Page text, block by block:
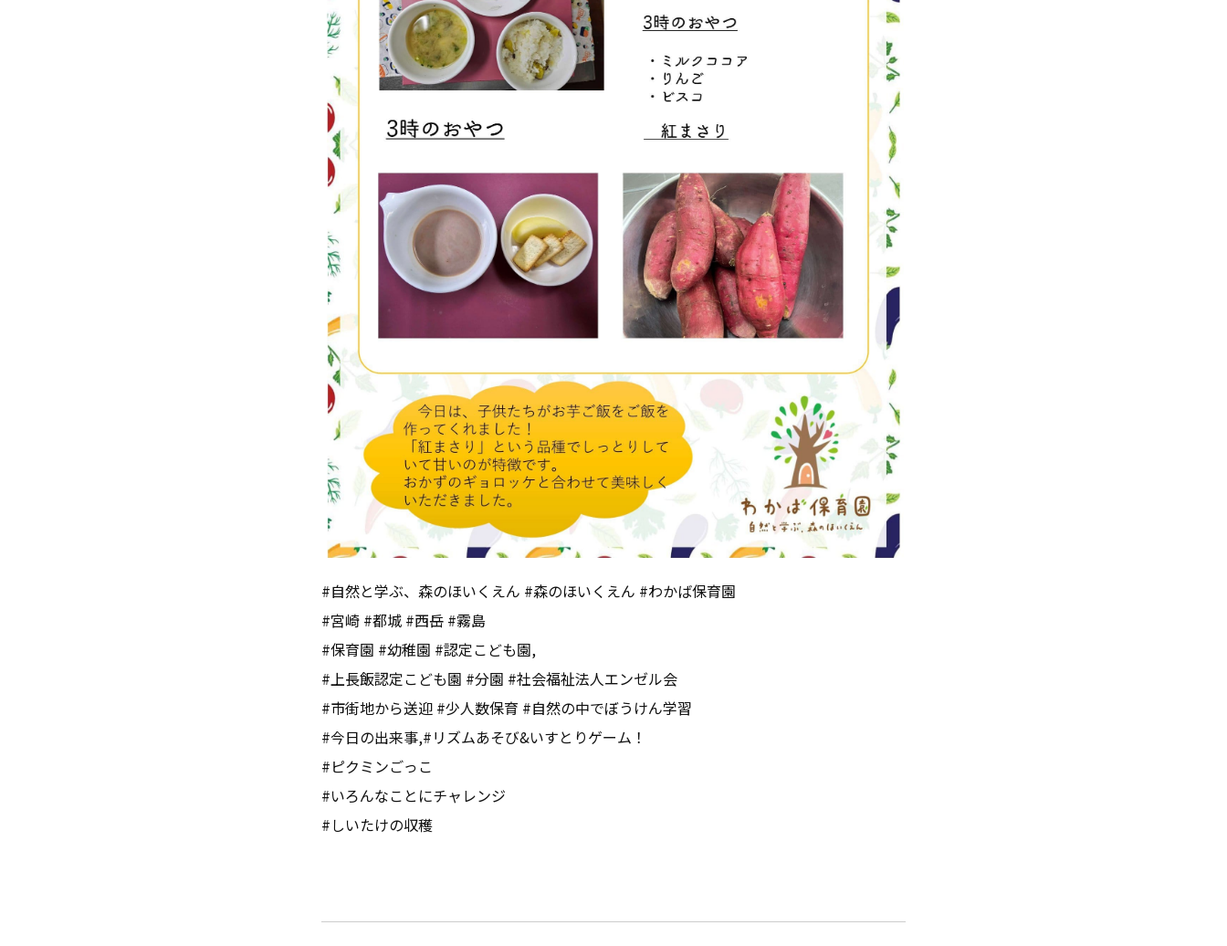
#自然と学ぶ、森のほいくえん #森のほいくえん #わかば保育園
#宮崎 #都城 #西岳 #霧島
#保育園 #幼稚園 #認定こども園,
#上長飯認定こども園 #分園 #社会福祉法人エンゼル会
#市街地から送迎 #少人数保育 #自然の中でぼうけん学習
#今日の出来事,#リズムあそび&いすとりゲーム！
#ピクミンごっこ
#いろんなことにチャレンジ
#しいたけの収穫